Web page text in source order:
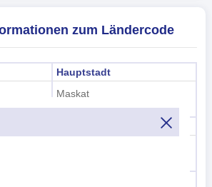
zum Ländercode
Hauptstadt
Maskat
Name der Unterregion